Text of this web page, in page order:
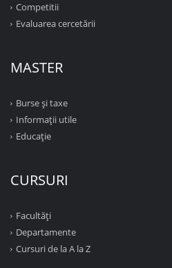
Competitii
Evaluarea cercetării
MASTER
Burse și taxe
Informații utile
Educație
CURSURI
Facultăţi
Departamente
Cursuri de la A la Z